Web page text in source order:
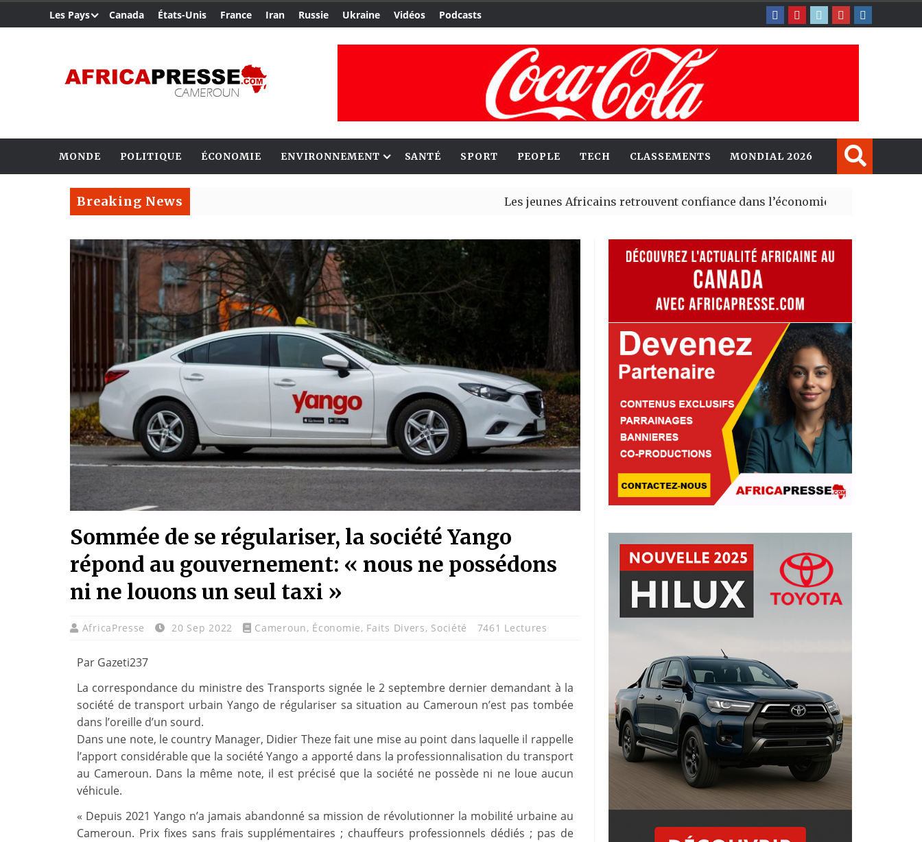
Les Pays Canada États-Unis France Iran Russie Ukraine Vidéos Podcasts
MONDE POLITIQUE ÉCONOMIE ENVIRONNEMENT SANTÉ SPORT PEOPLE TECH CLASSEMENTS MONDIAL 2026
Breaking News Les jeunes Africains retrouvent confiance dans l’économie, mais trois grands
Sommée de se régulariser, la société Yango
répond au gouvernement: « nous ne possédons
ni ne louons un seul taxi »
AfricaPresse 20 Sep 2022 Cameroun, Économie, Faits Divers, Société 7461 Lectures
Par Gazeti237
La correspondance du ministre des Transports signée le 2 septembre dernier demandant à la
société de transport urbain Yango de régulariser sa situation au Cameroun n’est pas tombée
dans l’oreille d’un sourd.
Dans une note, le country Manager, Didier Theze fait une mise au point dans laquelle il rappelle
l’apport considérable que la société Yango a apporté dans la professionnalisation du transport
au Cameroun. Dans la même note, il est précisé que la société ne possède ni ne loue aucun
véhicule.
« Depuis 2021 Yango n’a jamais abandonné sa mission de révolutionner la mobilité urbaine au
Cameroun. Prix fixes sans frais supplémentaires ; chauffeurs professionnels dédiés ; pas de